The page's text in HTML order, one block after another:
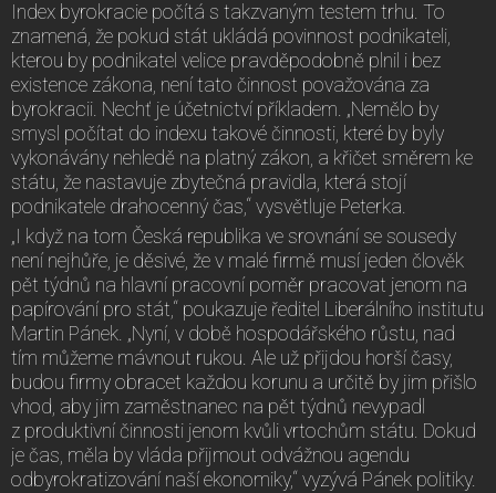
Index byrokracie počítá s takzvaným testem trhu. To
znamená, že pokud stát ukládá povinnost podnikateli,
kterou by podnikatel velice pravděpodobně plnil i bez
existence zákona, není tato činnost považována za
byrokracii. Nechť je účetnictví příkladem. „Nemělo by
smysl počítat do indexu takové činnosti, které by byly
vykonávány nehledě na platný zákon, a křičet směrem ke
státu, že nastavuje zbytečná pravidla, která stojí
podnikatele drahocenný čas,“ vysvětluje Peterka.
„I když na tom Česká republika ve srovnání se sousedy
není nejhůře, je děsivé, že v malé firmě musí jeden člověk
pět týdnů na hlavní pracovní poměr pracovat jenom na
papírování pro stát,“ poukazuje ředitel Liberálního institutu
Martin Pánek. „Nyní, v době hospodářského růstu, nad
tím můžeme mávnout rukou. Ale už přijdou horší časy,
budou firmy obracet každou korunu a určitě by jim přišlo
vhod, aby jim zaměstnanec na pět týdnů nevypadl
z produktivní činnosti jenom kvůli vrtochům státu. Dokud
je čas, měla by vláda přijmout odvážnou agendu
odbyrokratizování naší ekonomiky,“ vyzývá Pánek politiky.